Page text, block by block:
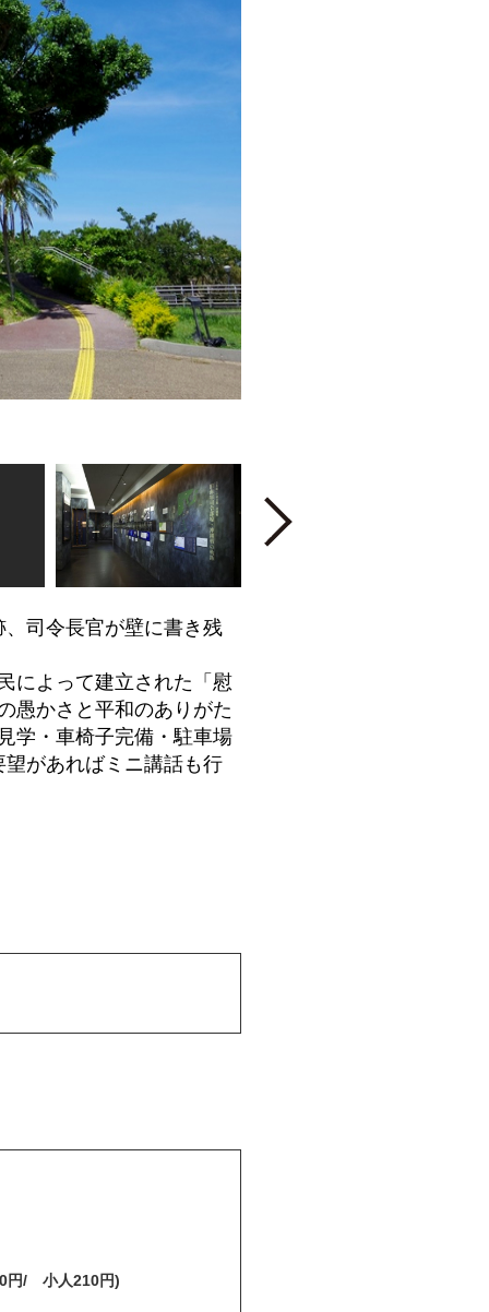
Next
司令長官が壁に書き残
によって建立された「慰
愚かさと平和のありがた
学・車椅子完備・駐車場
があればミニ講話も行
円/ 小人210円)